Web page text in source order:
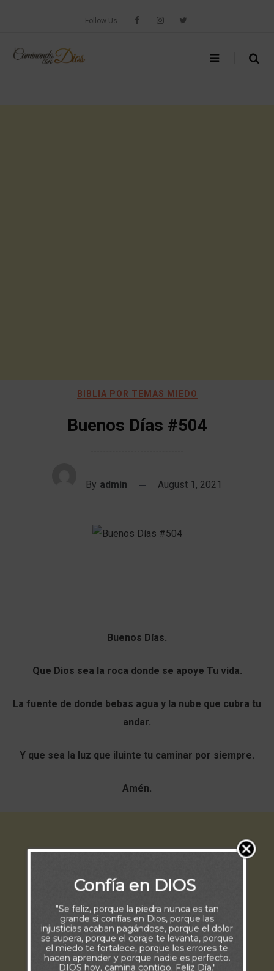
Follow Us
BIBLIA POR TEMAS MIEDO
Buenos Días #504
By admin August 1, 2021
Buenos Días.
Que Dios sea la roca donde se apoye Tu vida.
La fuente de donde bebas agua y la nube que cubra tu
andar.
Y que sea la luz que iluinte tu caminar por siempre.
Amén.
Confía en DIOS
"Se feliz, porque la piedra nunca es tan
grande si confías en Dios, porque las
injusticias acaban pagándose, porque el dolor
se supera, porque el coraje te levanta, porque
el miedo te fortalece, porque los errores te
hacen aprender y porque nadie es perfecto.
DIOS hoy, camina contigo. Feliz Día."